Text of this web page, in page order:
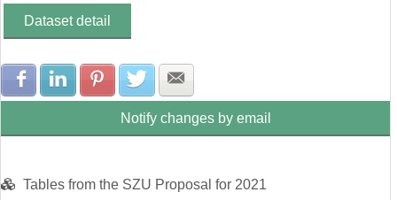
Dataset detail
Share with Facebook
Share with LinkedIn
Share with Pinterest
Share with Twitter
Notify changes by email
Tables from the SZU Proposal for 2021